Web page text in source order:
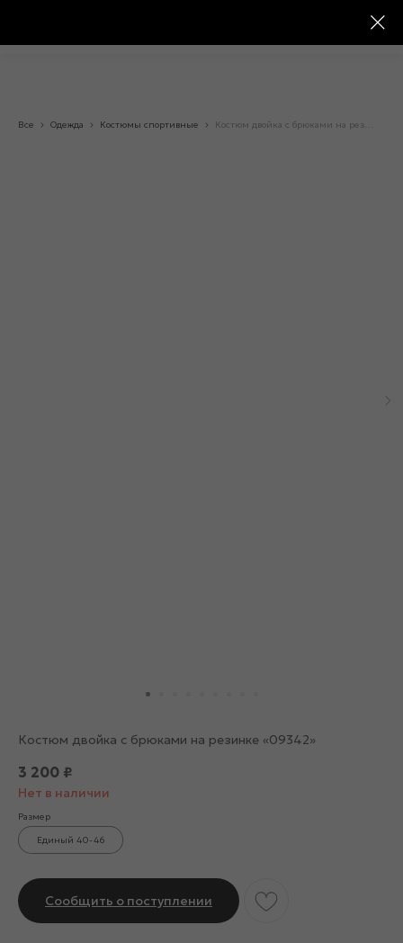
Все Одежда Костюмы спортивные
Костюм двойка с брюками на резинке «09342»
3 200 ₽
Нет в наличии
Размер
Единый 40-46
Сообщить о поступлении